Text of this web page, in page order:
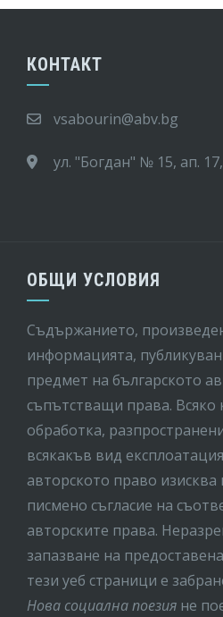
КОНТАКТ
vsabourin@abv.bg
ул. "Богдан" № 15, ап.
ОБЩИ УСЛОВИЯ
Съдържанието,
информацията,
предмет на бългaрското
съпътстващи права. Всяко
обработка,
всякакъв вид
авторското право
писмено съгласие на
авторските права.
запазване на
тези уеб страници е
Нова социална поезия не